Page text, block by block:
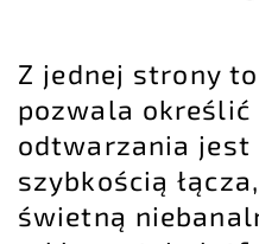
Z jednej strony
pozwala określić
odtwarzania jest
szybkością
świetną